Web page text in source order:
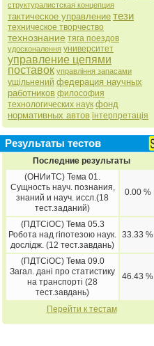
структуралистская концепция
тактическое управление тези
техническое творчество
технознание тяга поездов
удосконалення университет
управление цепями
поставок управління запасами
ущільнений федерация научных
работников философия
технологических наук фонд
нормативных автов інтерпретація
Результаты тестов
Последние результаты
(ОНИиТС) Тема 01.
Сущность науч. познания,
знаний и науч. иссл.(18
тест.заданий)
0.00 %
(ПДТСіОС) Тема 05.3
Робота над гіпотезою наук.
дослідж. (12 тест.завдань)
33.33 %
(ПДТСіОС) Тема 09.0
Загал. дані про статистику
на транспорті (28
тест.завдань)
46.43 %
Перейти к тестам